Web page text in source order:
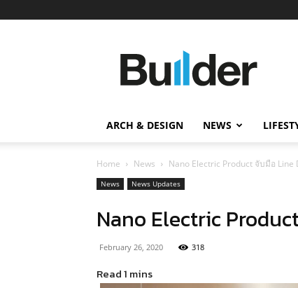
ข่าว
ก่อสร้าง
ARCH & DESIGN NEWS
Home News Nano Electric Product จับมือ
News News Updates
Nano Electric
February 26, 2020 318